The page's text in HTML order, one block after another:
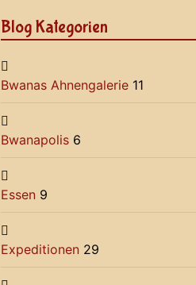
Blog Kategorien
Bwanas Ahnengalerie 11
Bwanapolis 6
Essen 9
Expeditionen 29